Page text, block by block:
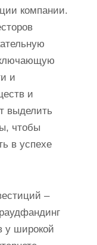
компании.
и
и
выделить
чтобы
в успехе
–
у широкой